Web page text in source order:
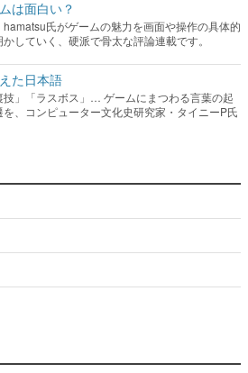
た日本語
技」「ラスボス」… ゲームにまつわる言葉の起
、コンピューター文化史研究家・タイニーP氏